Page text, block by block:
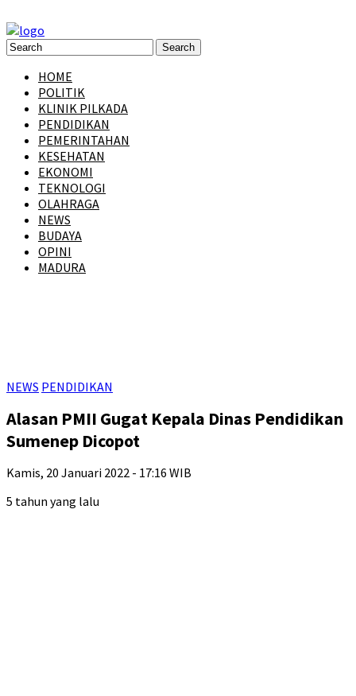
HOME
POLITIK
KLINIK PILKADA
PENDIDIKAN
PEMERINTAHAN
KESEHATAN
EKONOMI
TEKNOLOGI
OLAHRAGA
NEWS
BUDAYA
OPINI
MADURA
NEWS PENDIDIKAN
Alasan PMII Gugat Kepala Dinas Pendidikan
Sumenep Dicopot
Kamis, 20 Januari 2022 - 17:16 WIB
5 tahun yang lalu